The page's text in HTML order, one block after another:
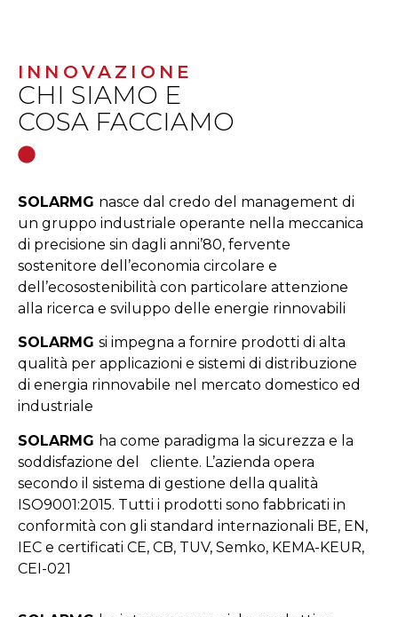
INNOVAZIONE
CHI SIAMO E
COSA FACCIAMO
SOLARMG nasce dal credo del management di
un gruppo industriale operante nella meccanica
di precisione sin dagli anni’80, fervente
sostenitore dell’economia circolare e
dell’ecosostenibilità con particolare attenzione
alla ricerca e sviluppo delle energie rinnovabili
SOLARMG si impegna a fornire prodotti di alta
qualità per applicazioni e sistemi di distribuzione
di energia rinnovabile nel mercato domestico ed
industriale
SOLARMG ha come paradigma la sicurezza e la
soddisfazione del cliente. L’azienda opera
secondo il sistema di gestione della qualità
ISO9001:2015. Tutti i prodotti sono fabbricati in
conformità con gli standard internazionali BE, EN,
IEC e certificati CE, CB, TUV, Semko, KEMA-KEUR,
CEI-021